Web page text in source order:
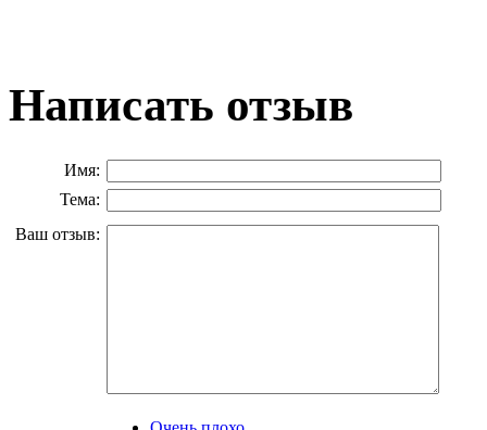
Написать отзыв
Имя:
Тема:
Ваш отзыв: